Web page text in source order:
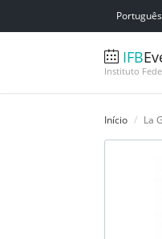
Português
IFB
Instituto
Início La